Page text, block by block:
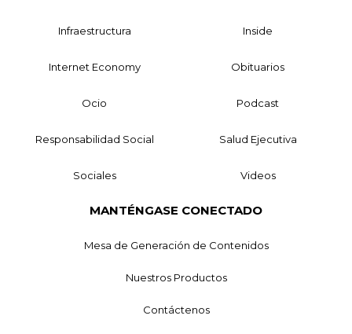
Infraestructura Inside
Internet Economy Obituarios
Ocio Podcast
Responsabilidad Social Salud Ejecutiva
Sociales Videos
MANTÉNGASE CONECTADO
Mesa de Generación de Contenidos
Nuestros Productos
Contáctenos